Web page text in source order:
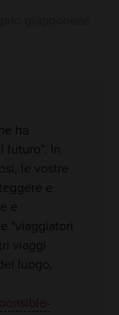
ha
In
le vostre
e
e
"viaggiatori
viaggi
luogo,